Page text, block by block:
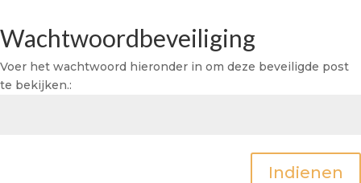
Wachtwoordbeveiliging
Voer het wachtwoord hieronder in om deze beveiligde post
te bekijken.:
Indienen